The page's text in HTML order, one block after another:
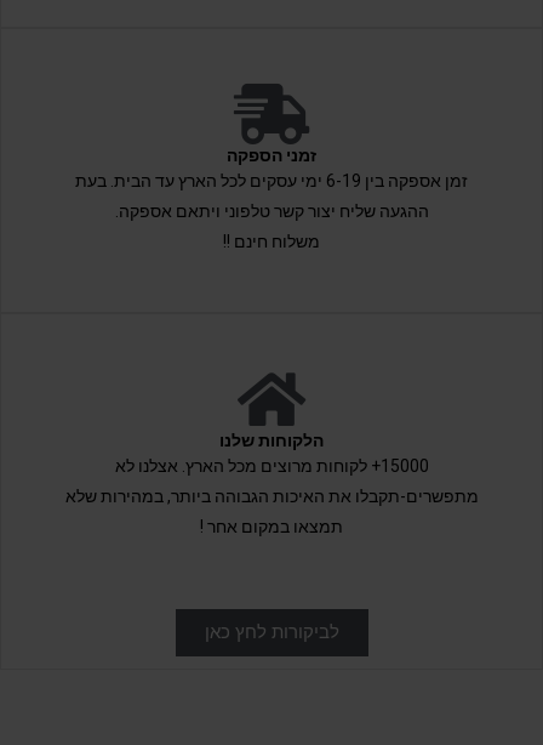
זמני הספקה
זמן אספקה בין 6-19 ימי עסקים לכל הארץ עד הבית. בעת
ההגעה שליח יצור קשר טלפוני ויתאם אספקה.
משלוח חינם !!
הלקוחות שלנו
15000+ לקוחות מרוצים מכל הארץ. אצלנו לא
מתפשרים-תקבלו את האיכות הגבוהה ביותר, במהירות שלא
תמצאו במקום אחר !
לביקורות לחץ כאן